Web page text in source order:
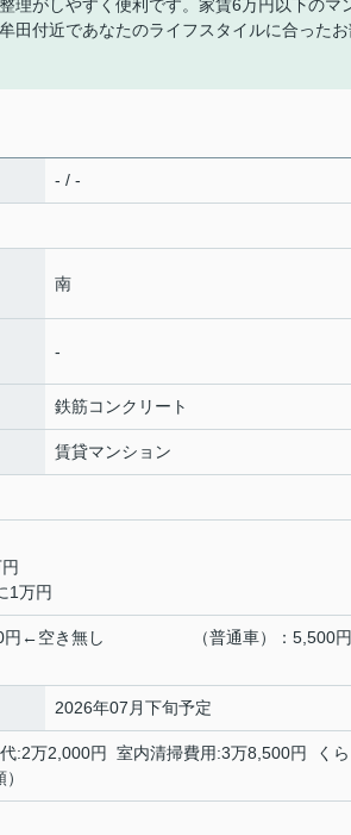
理がしやすく便利です。家賃6万円以下のマ
田付近であなたのライフスタイルに合ったお
- / -
南
-
鉄筋コンクリート
賃貸マンション
1万円
4,500円←空き無し （普通車）：5,500
2026年07月下旬予定
:2万2,000円 室内清掃費用:3万8,500円 くら